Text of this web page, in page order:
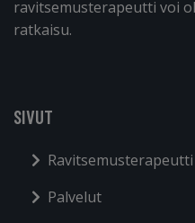
ravitsemusterapeutti voi
ratkaisu.
SIVUT
Ravitsemusterapeutti
Palvelut